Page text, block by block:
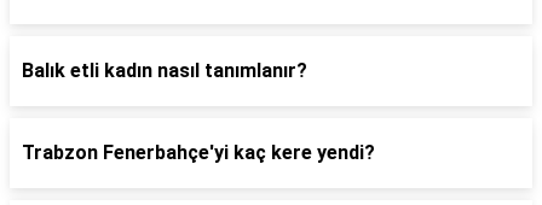
Balık etli kadın nasıl tanımlanır?
Trabzon Fenerbahçe'yi kaç kere yendi?